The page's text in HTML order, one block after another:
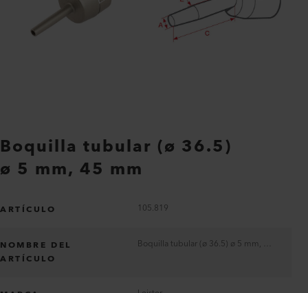
Boquilla tubular (ø 36.5)
ø 5 mm, 45 mm
ARTÍCULO 105.819
NOMBRE DEL
ARTÍCULO